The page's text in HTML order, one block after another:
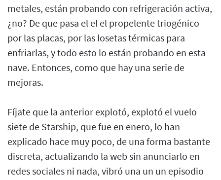
metales, están probando con refrigeración activa,
¿no? De que pasa el el el propelente triogénico
por las placas, por las losetas térmicas para
enfriarlas, y todo esto lo están probando en esta
nave. Entonces, como que hay una serie de
mejoras.
Fíjate que la anterior explotó, explotó el vuelo
siete de Starship, que fue en enero, lo han
explicado hace muy poco, de una forma bastante
discreta, actualizando la web sin anunciarlo en
redes sociales ni nada, vibró una un un episodio